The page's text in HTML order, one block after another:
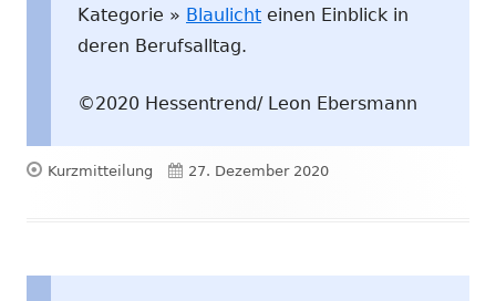
Kategorie » Blaulicht einen Einblick in
deren Berufsalltag.
©2020 Hessentrend/ Leon Ebersmann
Format
Kurzmitteilung Veröffentlicht
27. Dezember 2020